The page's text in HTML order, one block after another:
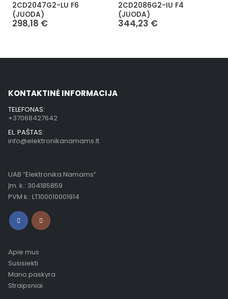
2CD2047G2-LU F6
(JUODA)
298,18 €
2CD2086G2-IU F4
(JUODA)
344,23 €
KONTAKTINĖ INFORMACIJA
TELEFONAS:
+37068427642
EL. PAŠTAS:
info@elektronikanamams.lt
UAB “Elektronika Namams”
Įm. k.: 304185859
PVM k.: LT100010001914
Apie mus
Susisiekti
Mano paskyra
Straipsniai